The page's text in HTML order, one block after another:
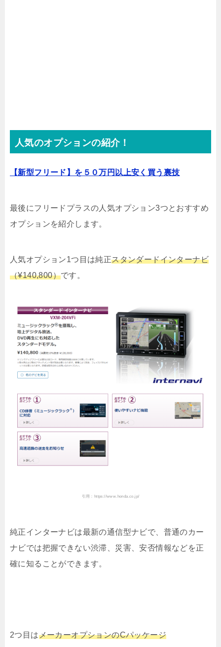
人気のオプションの紹介！
【新型フリード】を５０万円以上安く買う裏技
最後にフリードプラスの人気オプション3つとおすすめ
オプションを紹介します。
人気オプション1つ目は純正スタンダードインターナビ
（¥140,800）です。
引用：https://www.honda.co.jp/
純正インターナビは最新の通信型ナビで、 普通のカー
ナビでは把握できない渋滞、災害、安否情報などを正
確に知ることができます。
2つ目はメーカーオプションのCパッケージ